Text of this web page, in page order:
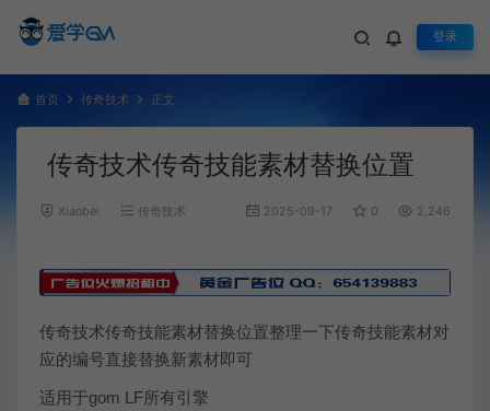
登录
首页 传奇技术 正文
传奇技术传奇技能素材替换位置
Xiaobei 传奇技术 2025-09-17 0 2,246
传奇技术传奇技能素材替换位置整理一下传奇技能素材对
应的编号直接替换新素材即可
适用于gom LF所有引擎